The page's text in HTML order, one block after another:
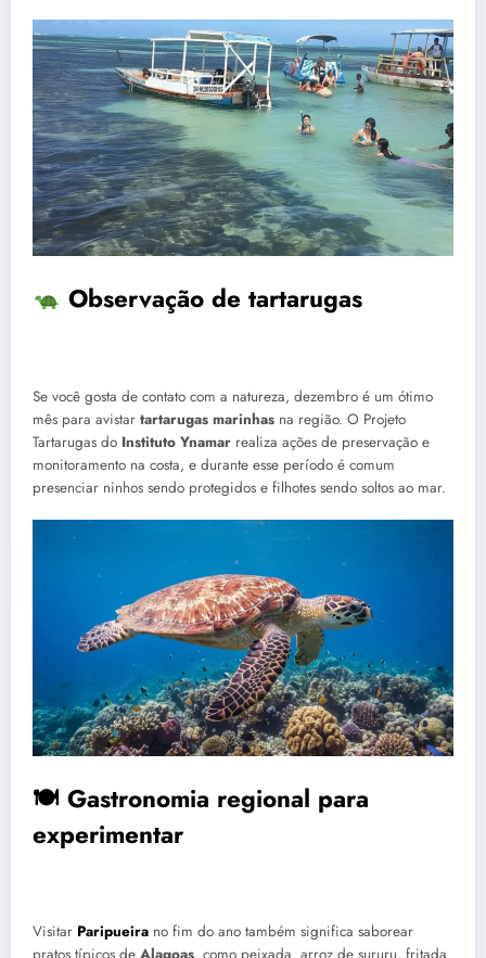
Observação de tartarugas
Se você gosta de contato com a natureza, dezembro é um ótimo
mês para avistar tartarugas marinhas na região. O Projeto
Tartarugas do Instituto Ynamar realiza ações de preservação e
monitoramento na costa, e durante esse período é comum
presenciar ninhos sendo protegidos e filhotes sendo soltos ao mar.
🍽 Gastronomia regional para
experimentar
Visitar Paripueira no fim do ano também significa saborear